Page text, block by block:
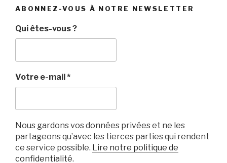
e
b
o
o
k
er
k g
ABONNEZ-VOUS À NOTRE NEWSLETTER
Qui êtes-vous ?
Votre e-mail*
Nous gardons vos données privées et ne les
partageons qu’avec les tierces parties qui rendent
ce service possible. Lire notre politique de
confidentialité.